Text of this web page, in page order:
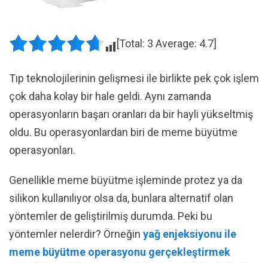
[Total: 3 Average: 4.7]
Tıp teknolojilerinin gelişmesi ile birlikte pek çok işlem
çok daha kolay bir hale geldi. Aynı zamanda
operasyonların başarı oranları da bir hayli yükseltmiş
oldu. Bu operasyonlardan biri de meme büyütme
operasyonları.
Genellikle meme büyütme işleminde protez ya da
silikon kullanılıyor olsa da, bunlara alternatif olan
yöntemler de geliştirilmiş durumda. Peki bu
yöntemler nelerdir? Örneğin yağ enjeksiyonu ile
meme büyütme operasyonu gerçekleştirmek